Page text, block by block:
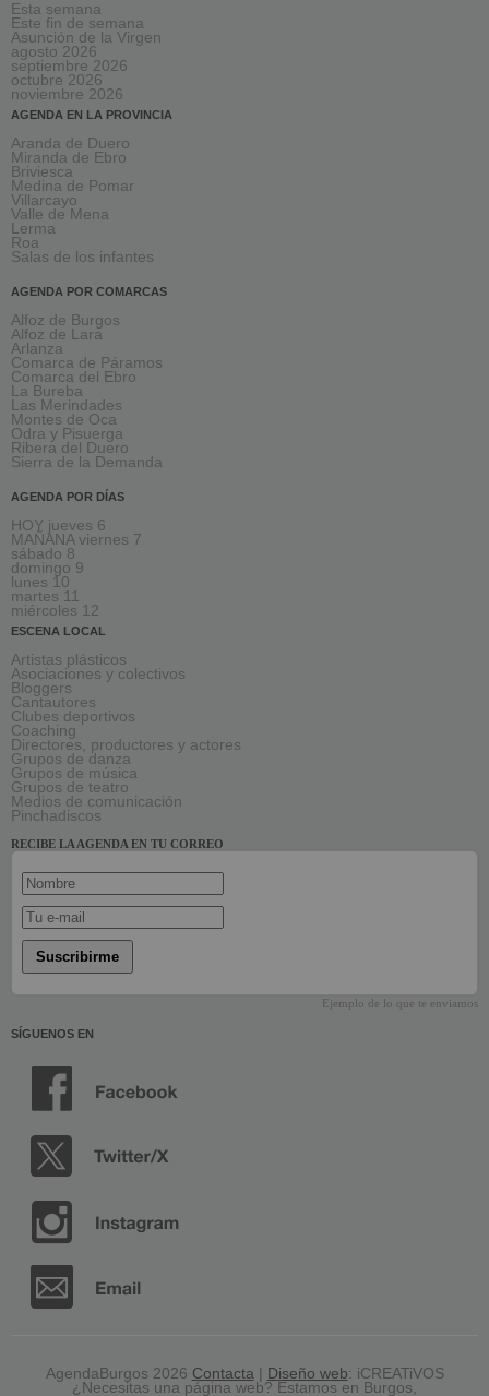
Esta semana
Este fin de semana
Asunción de la Virgen
agosto 2026
septiembre 2026
octubre 2026
noviembre 2026
AGENDA EN LA PROVINCIA
Aranda de Duero
Miranda de Ebro
Briviesca
Medina de Pomar
Villarcayo
Valle de Mena
Lerma
Roa
Salas de los infantes
AGENDA POR COMARCAS
Alfoz de Burgos
Alfoz de Lara
Arlanza
Comarca de Páramos
Comarca del Ebro
La Bureba
Las Merindades
Montes de Oca
Odra y Pisuerga
Ribera del Duero
Sierra de la Demanda
AGENDA POR DÍAS
HOY jueves 6
MAÑANA viernes 7
sábado 8
domingo 9
lunes 10
martes 11
miércoles 12
ESCENA LOCAL
Artistas plásticos
Asociaciones y colectivos
Bloggers
Cantautores
Clubes deportivos
Coaching
Directores, productores y actores
Grupos de danza
Grupos de música
Grupos de teatro
Medios de comunicación
Pinchadiscos
RECIBE LA AGENDA EN TU CORREO
Suscribirme
Ejemplo de lo que te enviamos
SÍGUENOS EN
AgendaBurgos 2026 Contacta| Diseño web: iCREATiVOS
¿Necesitas una página web? Estamos en Burgos,